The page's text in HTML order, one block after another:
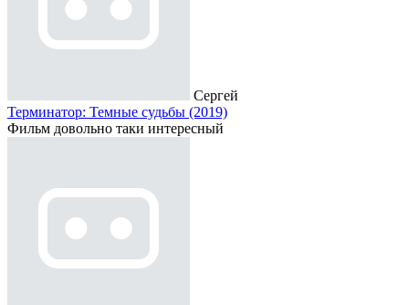
Сергей
Терминатор: Темные судьбы (2019)
Фильм довольно таки интересный